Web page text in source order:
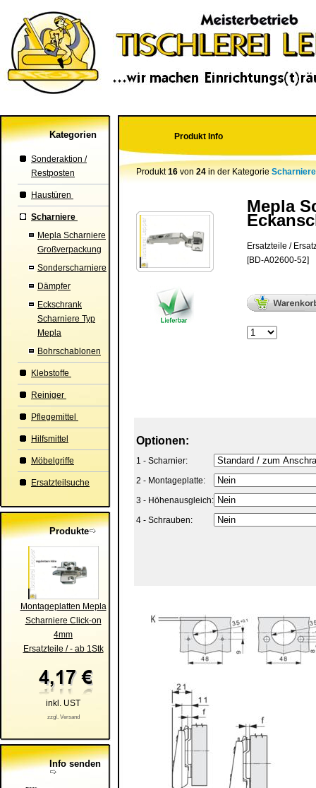
Kategorien
Sonderaktion /
Restposten
Haustüren
Scharniere
Mepla Scharniere
Großverpackung
Sonderscharniere
Dämpfer
Eckschrank
Scharniere Typ
Mepla
Bohrschablonen
Klebstoffe
Reiniger
Pflegemittel
Hilfsmittel
Möbelgriffe
Ersatzteilsuche
Produkte
Montageplatten Mepla
Scharniere Click-on
4mm
Ersatzteile / - ab 1Stk
inkl. UST
zzgl. Versand
Info senden
Produkt Info
Produkt16 von24in der KategorieScharniere
Mepla
Ersatzteile /
[BD-A02600-52]
Optionen:
1 - Scharnier:
2 - Montageplatte:
3 - Höhenausgleich:
4 - Schrauben: